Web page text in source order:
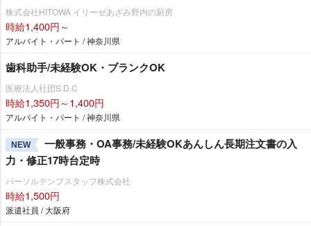
株式会社HITOWA イリーゼあざみ野内の厨房
時給1,400円～
アルバイト・パート / 神奈川県
歯科助手/未経験OK・ブランクOK
医療法人社団S.D.C
時給1,350円～1,400円
アルバイト・パート / 神奈川県
NEW
一般事務・OA事務/未経験OKあんしん長期注文書の入
力・修正17時台定時
パーソルテンプスタッフ株式会社
時給1,500円
派遣社員 / 大阪府